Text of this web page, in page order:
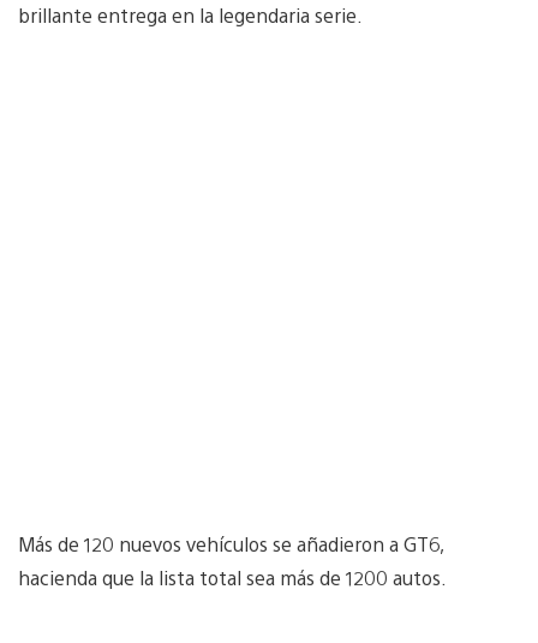
brillante entrega en la legendaria serie.
Más de 120 nuevos vehículos se añadieron a GT6,
hacienda que la lista total sea más de 1200 autos.